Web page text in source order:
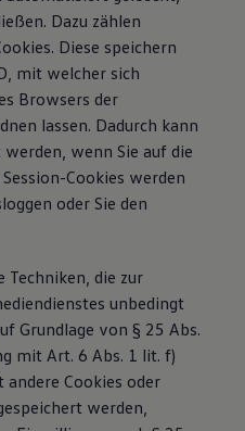
Dazu zählen
Diese speichern
mit welcher sich
Browsers der
lassen. Dadurch kann
wenn Sie auf die
Cookies werden
oder Sie den
Techniken, die zur
unbedingt
Grundlage von § 25 Abs.
mit Art. 6 Abs. 1 lit. f)
andere Cookies oder
werden,